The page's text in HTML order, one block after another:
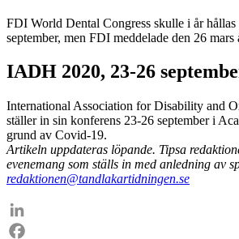
FDI World Dental Congress skulle i år
september, men FDI meddelade den 26 mars
IADH 2020, 23-26
International Association for Disability and
ställer in sin konferens 23-26 september i
grund av Covid-19.
Artikeln uppdateras löpande. Tipsa
evenemang som ställs in med anledning av
redaktionen@tandlakartidningen.se
LinkedIn